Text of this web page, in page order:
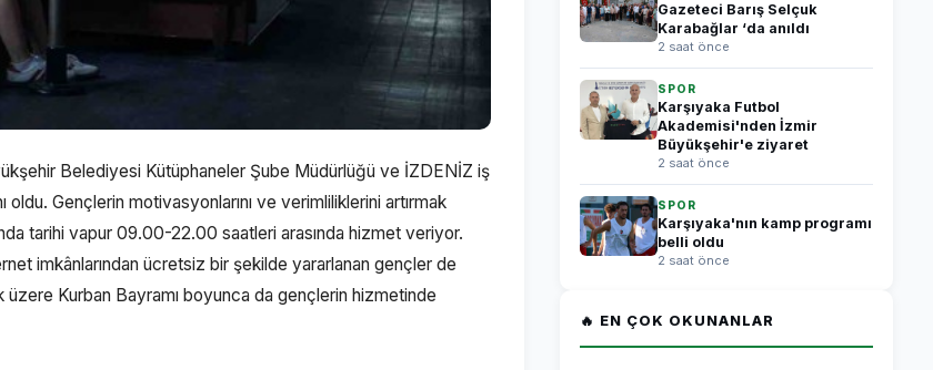
Belediyesi Kütüphaneler Şube Müdürlüğü ve İZDENİZ iş
Gençlerin motivasyonlarını ve verimliliklerini artırmak
tarihi vapur 09.00-22.00 saatleri arasında hizmet veriyor.
imkânlarından ücretsiz bir şekilde yararlanan gençler de
Kurban Bayramı boyunca da gençlerin hizmetinde
Gazeteci Barış Selçuk
Karabağlar ‘da anıldı
2 saat önce
SPOR
Karşıyaka Futbol
Akademisi'nden İzmir
Büyükşehir'e ziyaret
2 saat önce
SPOR
Karşıyaka'nın kamp programı
belli oldu
2 saat önce
🔥 EN ÇOK OKUNANLAR